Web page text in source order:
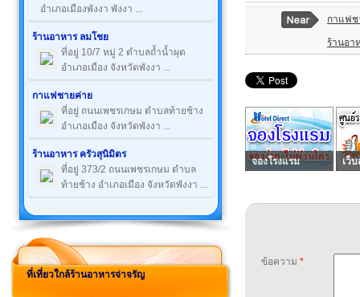
อำเภอเมืองพังงา พังงา ...
ร้านอาหาร ลมโชย
ที่อยู่ 10/7 หมู่ 2 ตำบลถ้ำน้ำผุด
อำเภอเมือง จังหวัดพังงา ...
กาแฟชายค่าย
ที่อยู่ ถนนเพชรเกษม ตำบลท้ายช้าง
อำเภอเมือง จังหวัดพังงา ...
ร้านอาหาร ครัวสุนิมิตร
ที่อยู่ 373/2 ถนนเพชรเกษม ตำบล
ท้ายช้าง อำเภอเมือง จังหวัดพังงา ...
ที่เที่ยวใกล้ร้านอาหารจ่าจรัญ
กาแฟช
ร้านอา
จองโรงแรม เว็
ข้อความ *